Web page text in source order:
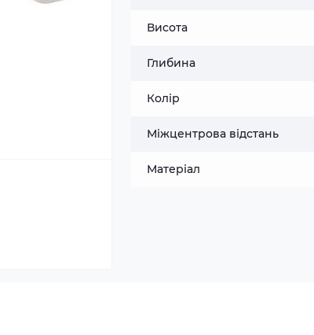
Висота
Глибина
Колір
Міжцентрова відстань
Матеріал